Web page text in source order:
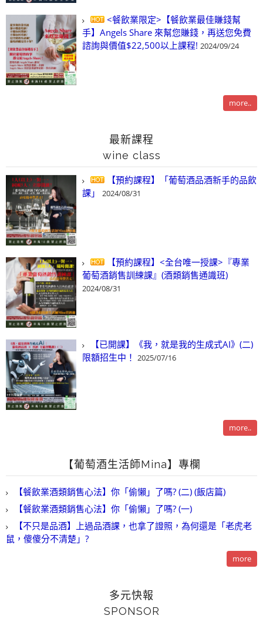
<餐飲業限定>【餐飲業最佳賺錢幫
手】Angels Share 來幫您賺錢，再送您免費
諮詢與價值$22,500以上課程! 2024/09/24
more..
最新課程
wine class
【預約課程】「葡萄酒品酒新手的品飲
課」
2024/08/31
【預約課程】<全台唯一授課>『專業
葡萄酒銷售訓練課』(酒類銷售通識班)
2024/08/31
【已開課】《我，就是我的生成式AI》(二)
限額招生中！ 2025/07/16
more..
【葡萄酒生活師Mina】專欄
【餐飲業酒類銷售心法】你「偷懶」了嗎? (二) (飯店篇)
【餐飲業酒類銷售心法】你「偷懶」了嗎? (一)
【不只是品酒】上過品酒課，也拿了證照，為何還是「老虎老
鼠，傻傻分不清楚」?
more
多元快報
SPONSOR